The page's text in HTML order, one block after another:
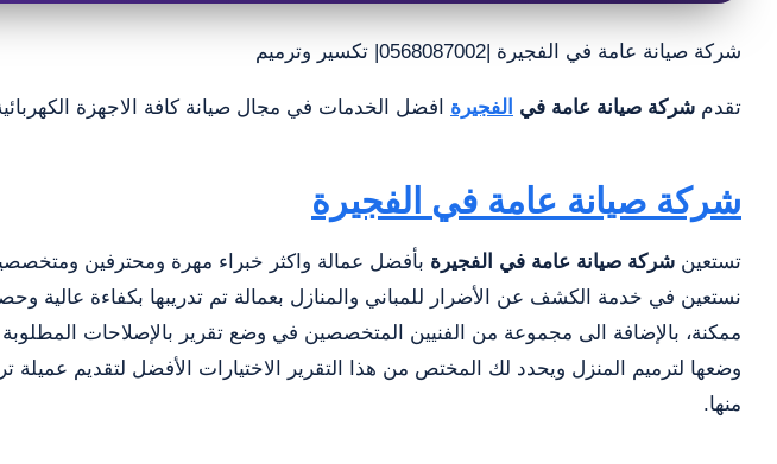
شركة صيانة عامة في الفجيرة |0568087002| تكسير وترميم
تقدم شركة صيانة عامة في الفجيرة افضل الخدمات في مجال صيانة كافة الاجهزة
شركة صيانة عامة في الفجيرة
تستعين شركة صيانة عامة في الفجيرة بأفضل عمالة واكثر خبراء مهرة ومحترفين
نستعين في خدمة الكشف عن الأضرار للمباني والمنازل بعمالة تم تدريبها بكفاءة
ممكنة، بالإضافة الى مجموعة من الفنيين المتخصصين في وضع تقرير بالإصلاحات
وضعها لترميم المنزل ويحدد لك المختص من هذا التقرير الاختيارات الأفضل لتقديم
منها.